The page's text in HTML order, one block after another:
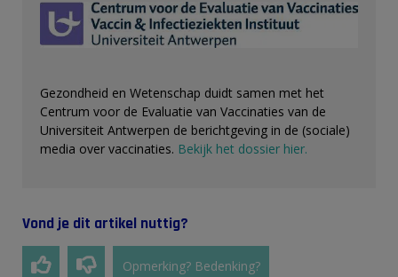
Gezondheid en Wetenschap duidt samen met het
Centrum voor de Evaluatie van Vaccinaties van de
Universiteit Antwerpen de berichtgeving in de (sociale)
media over vaccinaties. Bekijk het dossier hier.
Vond je dit artikel nuttig?
Opmerking? Bedenking?